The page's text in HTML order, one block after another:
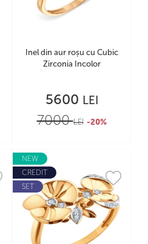
Inel din aur roșu cu Cubic
Zirconia Incolor
5600 LEI
7000LEI -20%
NEW
CREDIT
SET